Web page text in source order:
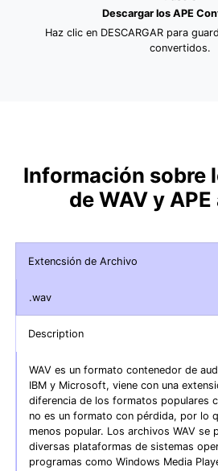
Descargar los APE
Haz clic en DESCARGAR para
convertidos.
Información sobre
de WAV y
Extencsión de Archivo
.wav
Description
WAV es un formato contenedor de
IBM y Microsoft, viene con una
diferencia de los formatos populares
no es un formato con pérdida, por lo
menos popular. Los archivos WAV se
diversas plataformas de sistemas
programas como Windows Media